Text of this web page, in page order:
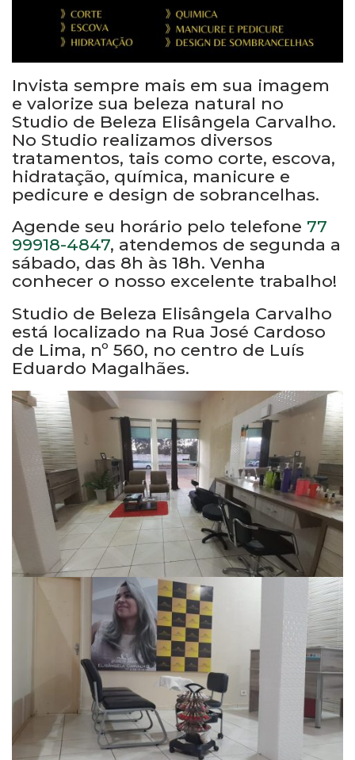
Invista sempre mais em sua imagem
e valorize sua beleza natural no
Studio de Beleza Elisângela Carvalho.
No Studio realizamos diversos
tratamentos, tais como corte, escova,
hidratação, química, manicure e
pedicure e design de sobrancelhas.
Agende seu horário pelo telefone 77
99918-4847, atendemos de segunda a
sábado, das 8h às 18h. Venha
conhecer o nosso excelente trabalho!
Studio de Beleza Elisângela Carvalho
está localizado na Rua José Cardoso
de Lima, nº 560, no centro de Luís
Eduardo Magalhães.